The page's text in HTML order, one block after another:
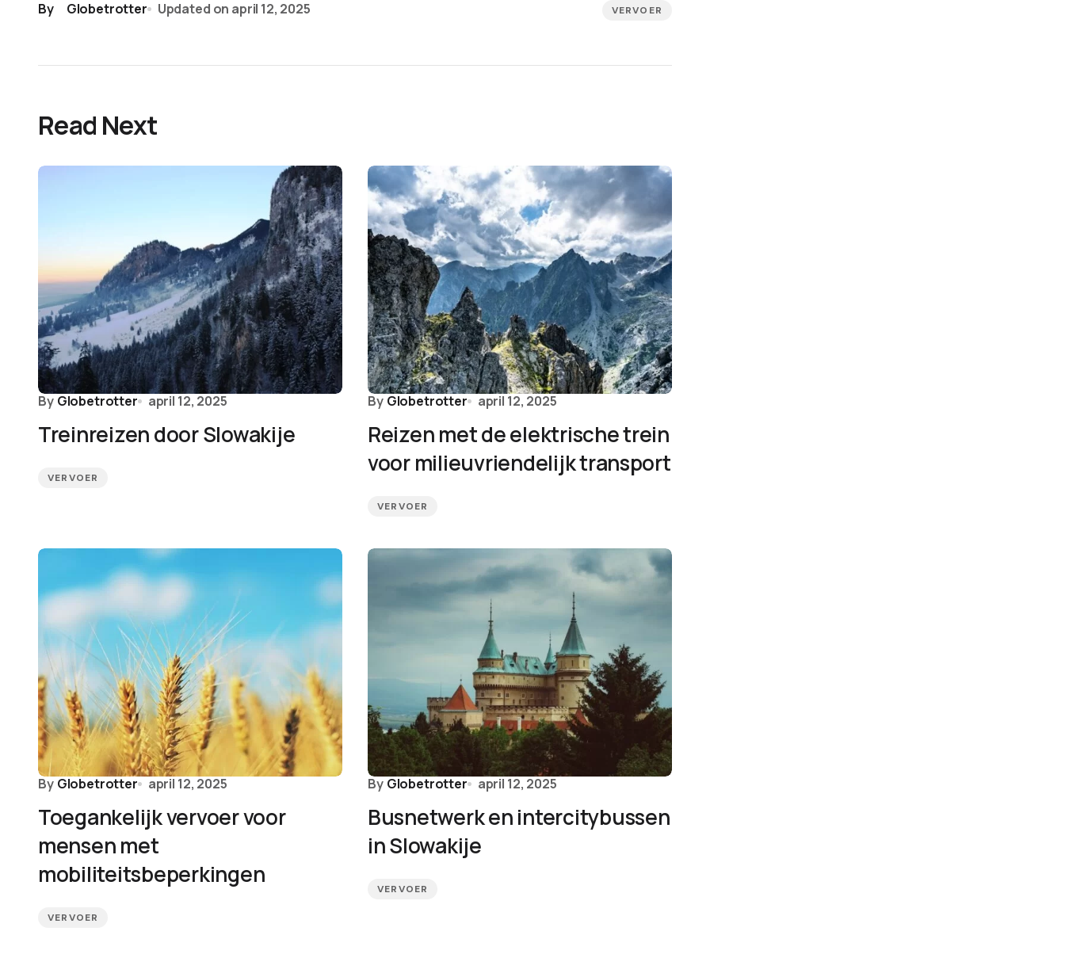
By Globetrotter Updated on april 12, 2025 VERVOER
Read Next
By Globetrotter april 12, 2025
Treinreizen door Slowakije
VERVOER
By Globetrotter april 12, 2025
Reizen met de elektrische trein
voor milieuvriendelijk transport
VERVOER
By Globetrotter april 12, 2025
Toegankelijk vervoer voor
mensen met
mobiliteitsbeperkingen
VERVOER
By Globetrotter april 12, 2025
Busnetwerk en intercitybussen
in Slowakije
VERVOER